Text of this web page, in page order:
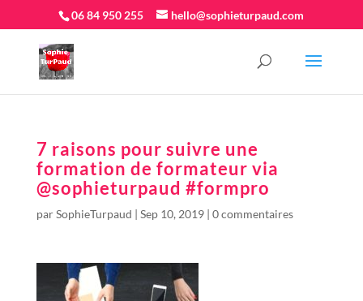
06 84 950 255 hello@sophieturpaud.com
7 raisons pour suivre une
formation de formateur via
@sophieturpaud #formpro
parSophieTurpaud | Sep 10, 2019| 0 commentaires